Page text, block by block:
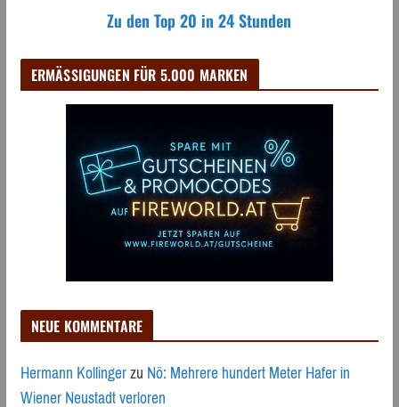
Zu den Top 20 in 24 Stunden
ERMÄSSIGUNGEN FÜR 5.000 MARKEN
NEUE KOMMENTARE
Hermann KollingerzuNö: Mehrere hundert Meter Hafer in
Wiener Neustadt verloren